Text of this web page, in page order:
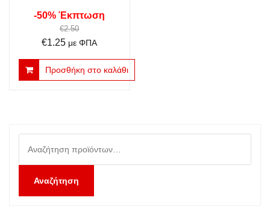
-50% Έκπτωση
€2.50
Original
price
was:
€1.25Η
τρέχουσα
τιμή
με ΦΠΑ
Προσθήκη στο καλάθι
για:
Αναζήτηση